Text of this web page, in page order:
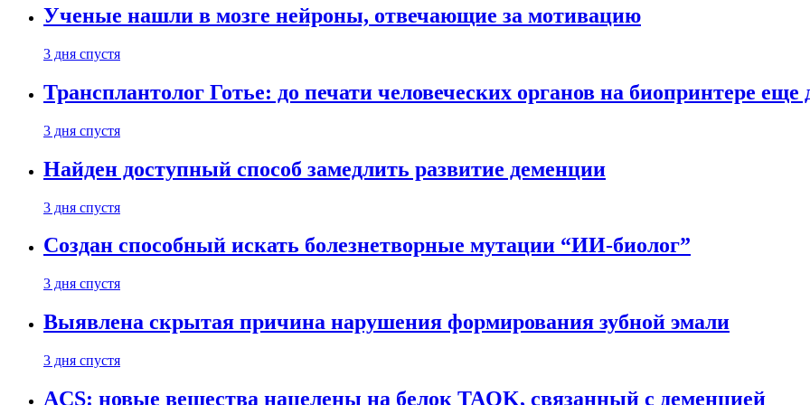
Ученые нашли в мозге нейроны, отвечающие за мотивацию
3 дня спустя
Трансплантолог Готье: до печати человеческих органов на биопринтере еще
3 дня спустя
Найден доступный способ замедлить развитие деменции
3 дня спустя
Создан способный искать болезнетворные мутации “ИИ-биолог”
3 дня спустя
Выявлена скрытая причина нарушения формирования зубной эмали
3 дня спустя
ACS: новые вещества нацелены на белок TAOK, связанный с деменцией